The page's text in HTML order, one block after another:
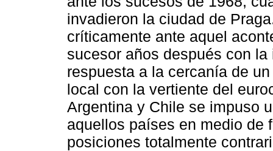
invadieron la ciudad de
críticamente ante aquel
sucesor años después con
respuesta a la cercanía de
local con la vertiente del
Argentina y Chile se impuso
aquellos países en medio de
posiciones totalmente